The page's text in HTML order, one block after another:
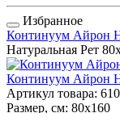
Избранное
Континуум Айрон
Натуральная Рет
Континуум Айрон
Артикул товара:
Размер, см: 80x160